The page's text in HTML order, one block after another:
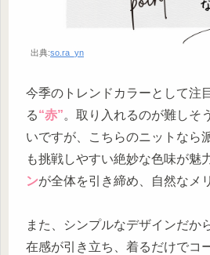
出典:so.ra_yn
今季のトレンドカラーとして注
る“赤”。取り入れるのが難しそ
いですが、こちらのニットなら
も挑戦しやすい絶妙な色味が魅
ンが全体を引き締め、自然なメ
また、シンプルなデザインだか
在感が引き立ち、着るだけでコ